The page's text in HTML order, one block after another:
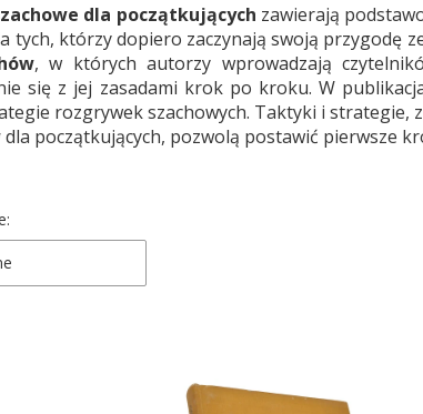
dla początkujących zawierają
tych, którzy dopiero zaczynają swoją przygodę
, w których autorzy wprowadzają
się z jej zasadami krok po kroku. W
rozgrywek szachowych. Taktyki i strategie,
dla początkujących, pozwolą postawić pierwsze